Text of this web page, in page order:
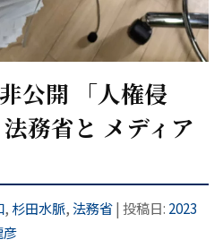
公開 「人権侵
務省と メディア
, 杉田水脈,法務省| 投稿日: 2023
彦